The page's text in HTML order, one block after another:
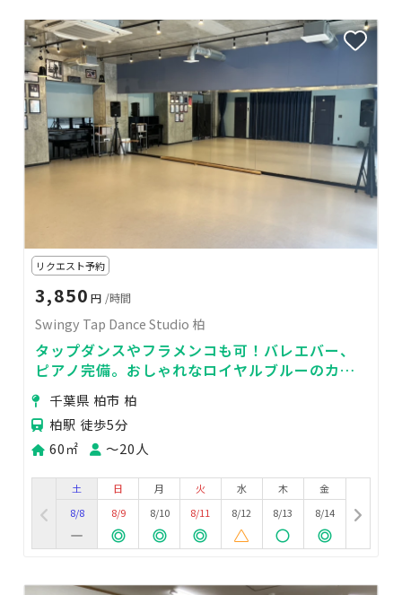
リクエスト予約
3,850 円 /時間
Swingy Tap Dance Studio 柏
タップダンスやフラメンコも可！バレエバー、
ピアノ完備。おしゃれなロイヤルブルーのカー
テンで写真撮影にも最適！
千葉県 柏市 柏
柏駅 徒歩5分
60㎡
〜20人
土
8/8
日
8/9
月
8/10
火
8/11
水
8/12
木
8/13
金
8/14